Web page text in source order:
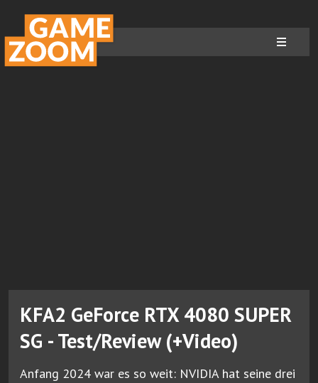
KFA2 GeForce RTX 4080 SUPER
SG - Test/Review (+Video)
Anfang 2024 war es so weit: NVIDIA hat seine drei